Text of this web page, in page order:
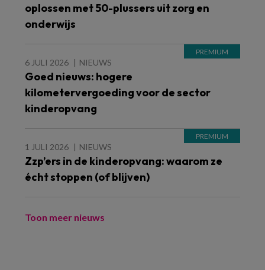
oplossen met 50-plussers uit zorg en
onderwijs
6 JULI 2026 NIEUWS
Goed nieuws: hogere
kilometervergoeding voor de sector
kinderopvang
1 JULI 2026 NIEUWS
Zzp’ers in de kinderopvang: waarom ze
écht stoppen (of blijven)
Toon meer nieuws